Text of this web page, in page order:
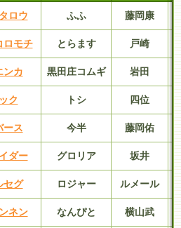
ロウ ふふ 藤岡康
ロモチ とらます 戸崎
ンカ 黒田庄コムギ 岩田
ク トシ 四位
ース 今半 藤岡佑
ダー グロリア 坂井
セグ ロジャー ルメール
ネン なんぴと 横山武